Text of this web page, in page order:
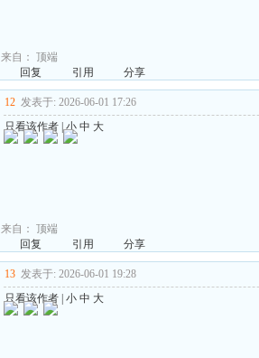
来自： 顶端
回复
引用 分享
12 发表于: 2026-06-01 17:26
只看该作者|小 中 大
来自： 顶端
回复
引用 分享
13 发表于: 2026-06-01 19:28
只看该作者| 小 中 大